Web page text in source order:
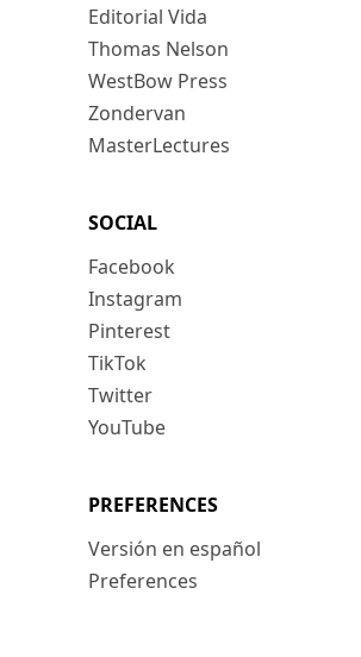
Editorial Vida
Thomas Nelson
WestBow Press
Zondervan
MasterLectures
SOCIAL
Facebook
Instagram
Pinterest
TikTok
Twitter
YouTube
PREFERENCES
Versión en español
Preferences